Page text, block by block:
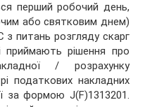
перший робочий день,
або святковим днем)
питань розгляду скарг
приймають рішення про
/ розрахунку
податкових накладних
за формою J(F)1313201.